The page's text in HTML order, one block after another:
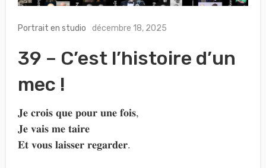
Portrait en studio décembre 18, 2025
39 – C’est l’histoire d’un
mec !
𝐉𝐞 𝐜𝐫𝐨𝐢𝐬 𝐪𝐮𝐞 𝐩𝐨𝐮𝐫 𝐮𝐧𝐞 𝐟𝐨𝐢𝐬,
𝐉𝐞 𝐯𝐚𝐢𝐬 𝐦𝐞 𝐭𝐚𝐢𝐫𝐞
𝐄𝐭 𝐯𝐨𝐮𝐬 𝐥𝐚𝐢𝐬𝐬𝐞𝐫 𝐫𝐞𝐠𝐚𝐫𝐝𝐞𝐫.